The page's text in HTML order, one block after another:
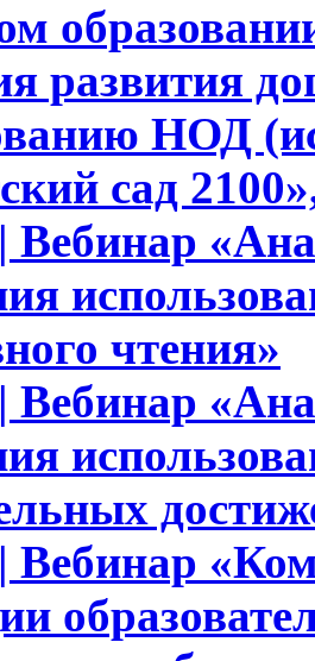
развития
НОД
сад
Вебинар
чтения»
Вебинар
Вебинар